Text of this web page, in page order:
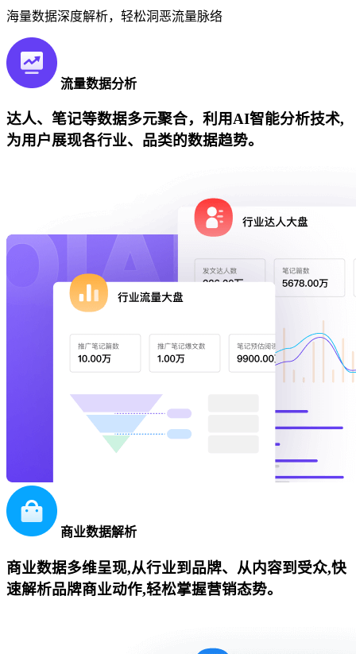
海量数据深度解析，轻松洞恶流量脉络
流量数据分析
达人、笔记等数据多元聚合，利用AI智能分析技术,
为用户展现各行业、品类的数据趋势。
商业数据解析
商业数据多维呈现,从行业到品牌、从内容到受众,快
速解析品牌商业动作,轻松掌握营销态势。